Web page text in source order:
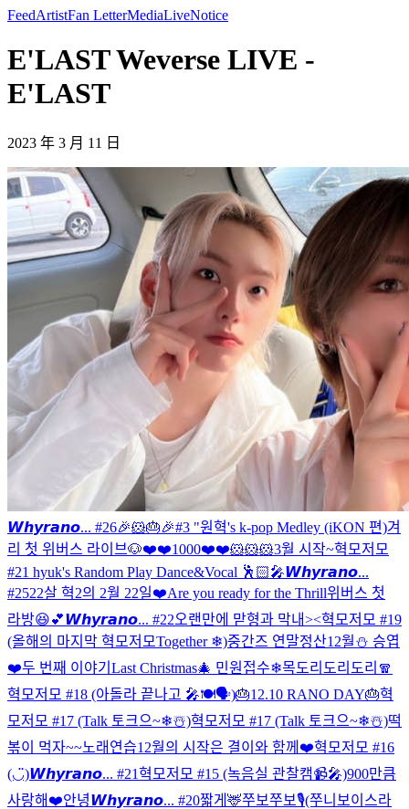
FeedArtistFan LetterMediaLiveNotice
E'LAST Weverse LIVE -
E'LAST
2023 年 3 月 11 日
𝙒𝙝𝙮𝙧𝙖𝙣𝙤... #26🎉🐹🎂🎉#3 "원혁's k-pop Medley (iKON 편)겨
리 첫 위버스 라이브🐶❤️❤️1000❤️❤️🐹🐹🐹3월 시작~혁모저모
#21 hyuk's Random Play Dance&Vocal 🕺🏻🎤𝙒𝙝𝙮𝙧𝙖𝙣𝙤...
#2522살 혁2의 2월 22일❤️Are you ready for the Thrill위버스 첫
라방😆💕𝙒𝙝𝙮𝙧𝙖𝙣𝙤... #22오랜만에 맏형과 막내><혁모저모 #19
(올해의 마지막 혁모저모Together ❄)중간즈 연말정산12월⛄️ 승엽
❤️두 번째 이야기 Last Christmas🎄 민원접수❄목도리도리도리🧣
혁모저모 #18 (아돌라 끝나고 🎤🍽🗣)🎂12.10 RANO DAY🎂혁
모저모 #17 (Talk 토크으~❄☃️)혁모저모 #17 (Talk 토크으~❄☃️)떡
볶이 먹자~~노래연습12월의 시작은 결이와 함께❤️혁모저모 #16
(◡̈)𝙒𝙝𝙮𝙧𝙖𝙣𝙤... #21혁모저모 #15 (녹음실 관찰캠📹🎤)900만큼
사랑해❤️안녕𝙒𝙝𝙮𝙧𝙖𝙣𝙤... #20짧게🦌쭈보쭈보🎙️(쭈니보이스라